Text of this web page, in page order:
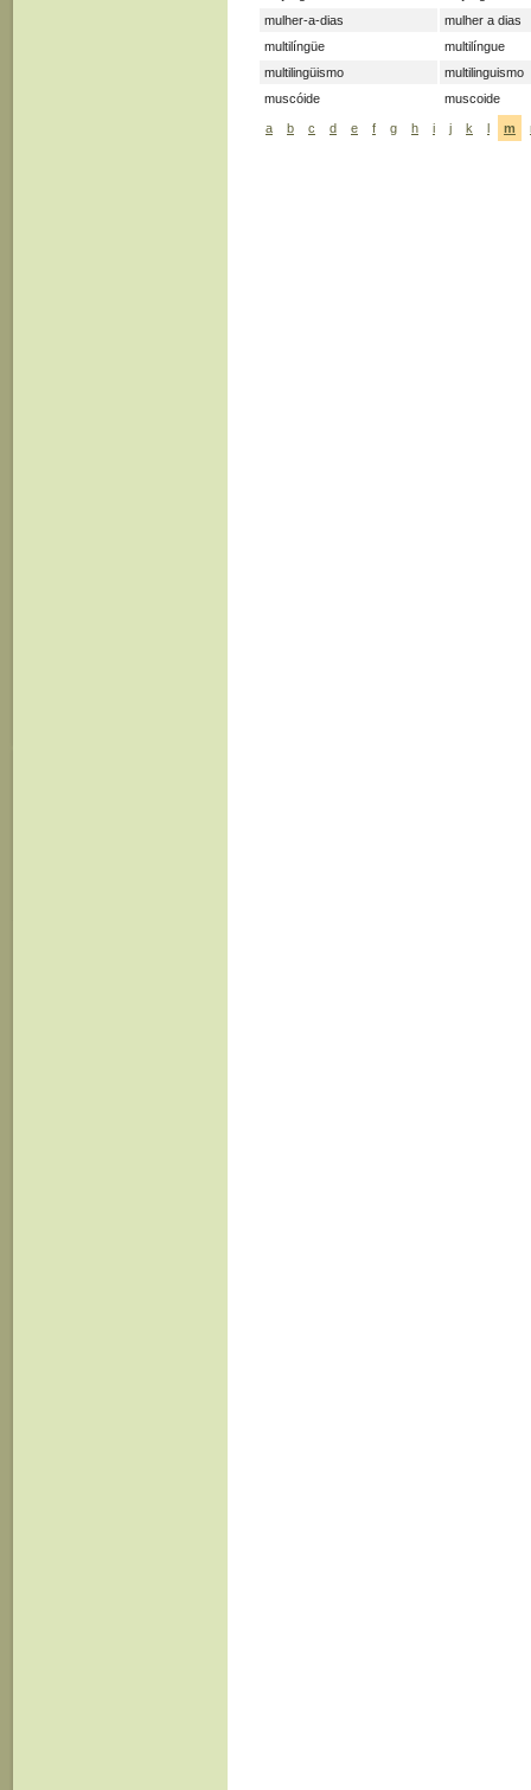
mulher-a-dias
mulher a dias
multilíngüe
multilíngue
multilingüismo
multilinguismo
muscóide
muscoide
a b c d e f g h i j k l m